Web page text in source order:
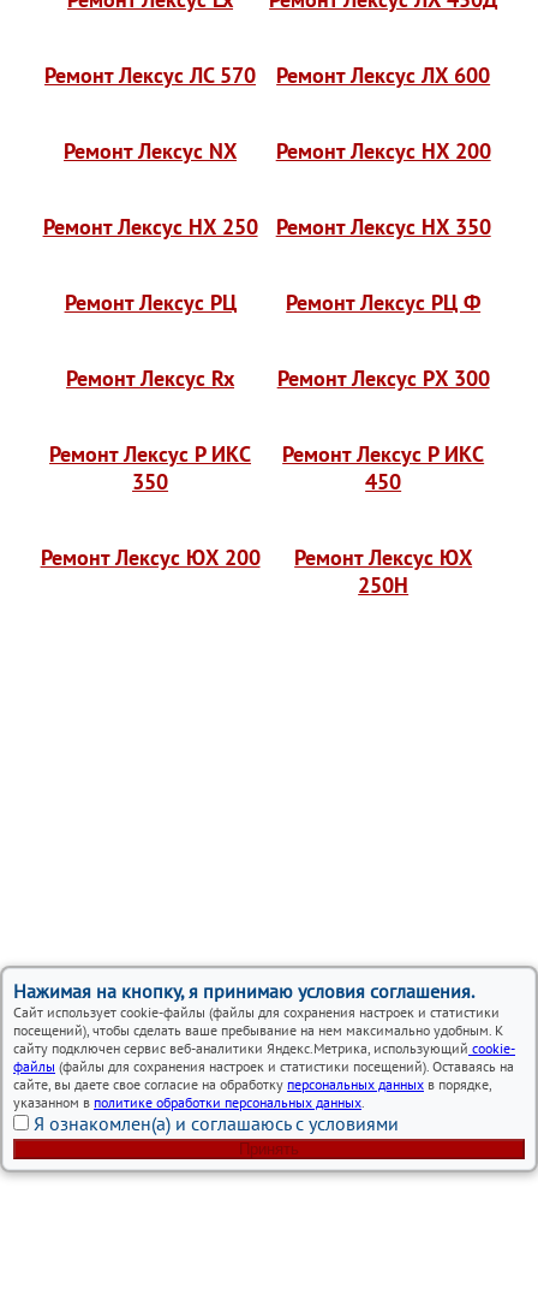
Нажимая на кнопку, я принимаю условия соглашения.
Сайт использует cookie-файлы (файлы для сохранения настроек и статистики
посещений), чтобы сделать ваше пребывание на нем максимально удобным. К
сайту подключен сервис веб-аналитики Яндекс.Метрика, использующий cookie-
файлы (файлы для сохранения настроек и статистики посещений). Оставаясь на
сайте, вы даете свое согласие на обработку персональных данных в порядке,
указанном в политике обработки персональных данных.
Я ознакомлен(а) и соглашаюсь с условиями
Принять
Ремонт Лексус ЛС 570 Ремонт Лексус ЛХ 600
Ремонт Лексус NX Ремонт Лексус НХ 200
Ремонт Лексус НХ 250 Ремонт Лексус НХ 350
Ремонт Лексус РЦ Ремонт Лексус РЦ Ф
Ремонт Лексус Rx Ремонт Лексус РХ 300
Ремонт Лексус Р ИКС
350
Ремонт Лексус Р ИКС
450
Ремонт Лексус ЮХ 200
Ремонт Лексус ЮХ
250H